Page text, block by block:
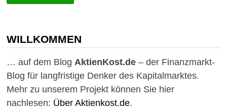
AUSGERICHTET
WILLKOMMEN
… auf dem Blog AktienKost.de– der Finanzmarkt-
Blog für langfristige Denker des Kapitalmarktes.
Mehr zu unserem Projekt können Sie hier
nachlesen: Über Aktienkost.de.